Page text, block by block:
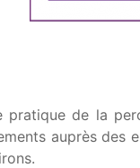
de la
auprès des